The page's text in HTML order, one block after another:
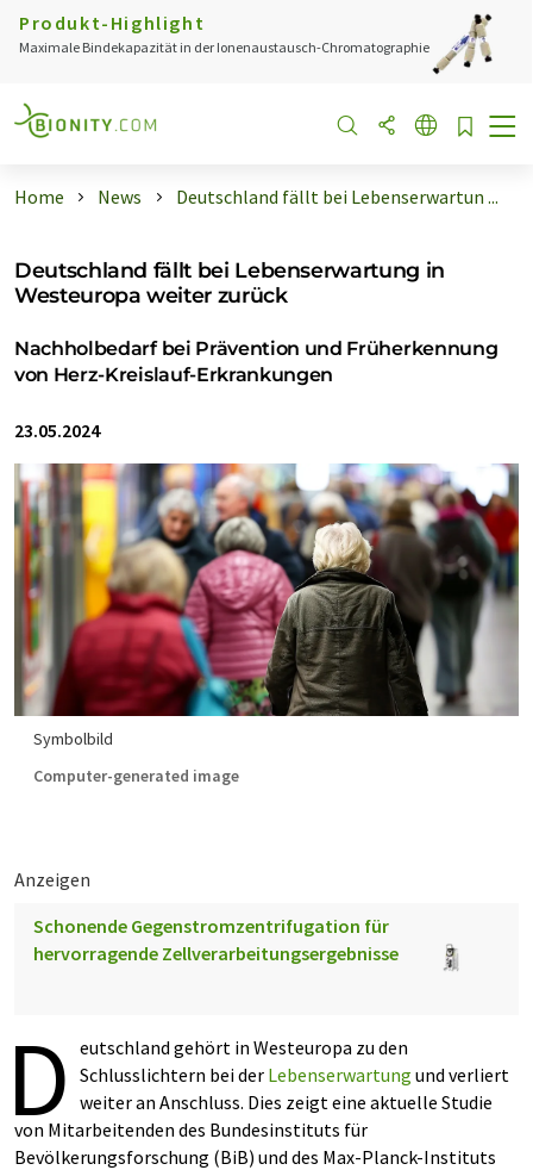
Produkt-Highlight
Maximale Bindekapazität in der Ionenaustausch-Chromatographie
Home News Deutschland fällt bei Lebenserwartun ...
Deutschland fällt bei Lebenserwartung in
Westeuropa weiter zurück
Nachholbedarf bei Prävention und Früherkennung
von Herz-Kreislauf-Erkrankungen
23.05.2024
Symbolbild
Computer-generated image
Anzeigen
Schonende Gegenstromzentrifugation für
hervorragende Zellverarbeitungsergebnisse
D eutschland gehört in Westeuropa zu den
Schlusslichtern bei der Lebenserwartung und verliert
weiter an Anschluss. Dies zeigt eine aktuelle Studie
von Mitarbeitenden des Bundesinstituts für
Bevölkerungsforschung (BiB) und des Max-Planck-Instituts